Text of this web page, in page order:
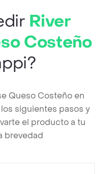
River
Costeño
Queso Costeño en
siguientes pasos y
el producto a tu
brevedad